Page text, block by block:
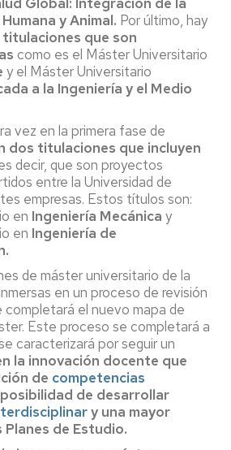
y Animal. Por último, hay
titulaciones que son
como es el Máster Universitario
y el Máster Universitario
a la Ingeniería y el Medio
vez en la primera fase de
dos titulaciones que incluyen
decir, que son proyectos
entre la Universidad de
empresas. Estos títulos son:
en Ingeniería Mecánica y
en Ingeniería de
de máster universitario de la
en un proceso de revisión
completará el nuevo mapa de
Este proceso se completará a
caracterizará por seguir un
la innovación docente que
de competencias
posibilidad de desarrollar
y una mayor
de Estudio.